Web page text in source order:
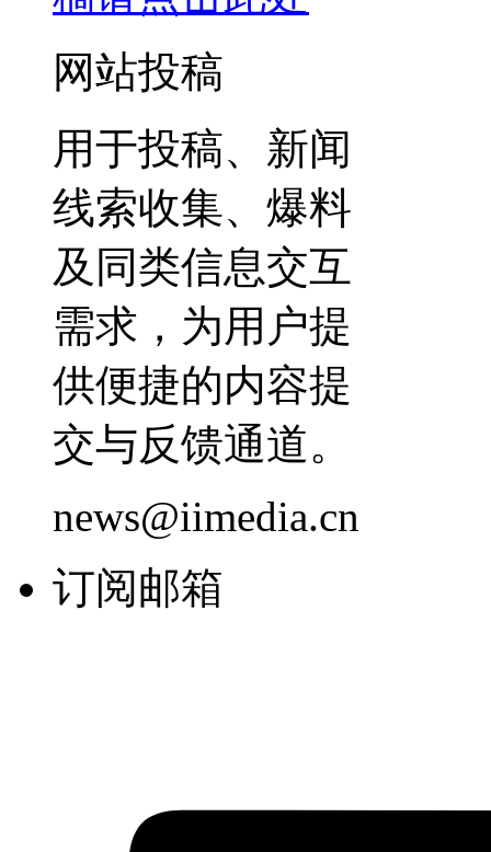
网站投稿
用于投稿、新闻
线索收集、爆料
及同类信息交互
需求，为用户提
供便捷的内容提
交与反馈通道。
news@iimedia.cn
订阅邮箱